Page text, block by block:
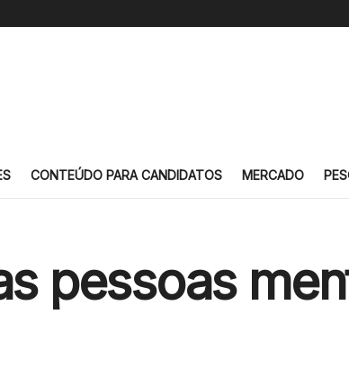
CONTEÚDO PARA CANDIDATOS MERCADO
pessoas